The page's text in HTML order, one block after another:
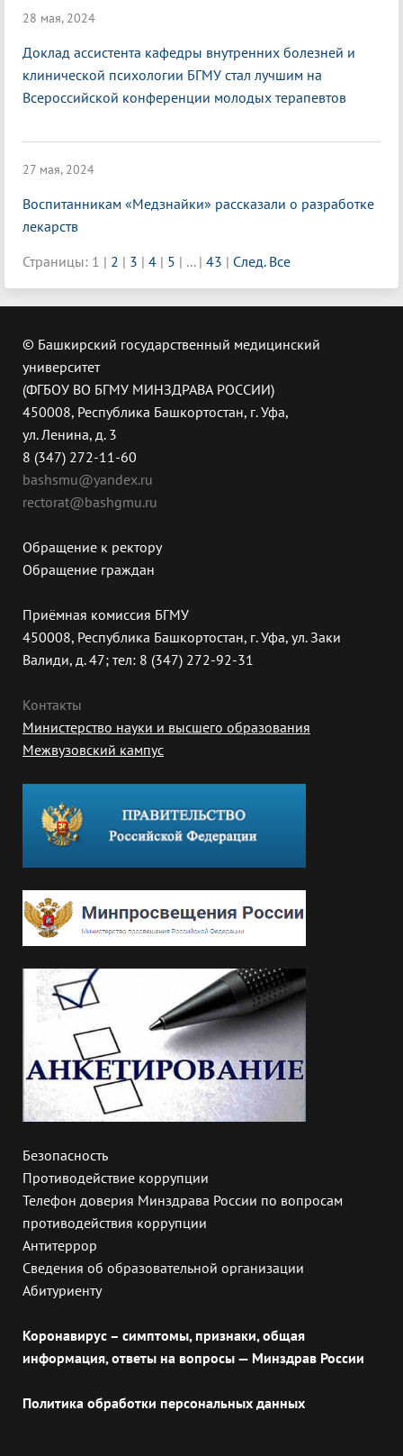
28 мая, 2024
Доклад ассистента кафедры внутренних болезней и
клинической психологии БГМУ стал лучшим на
Всероссийской конференции молодых терапевтов
27 мая, 2024
Воспитанникам «Медзнайки» рассказали о разработке
лекарств
Страницы: 1 | 2 | 3 | 4 | 5 | ... | 43 | След. Все
© Башкирский государственный медицинский
университет
(ФГБОУ ВО БГМУ МИНЗДРАВА РОССИИ)
450008, Республика Башкортостан, г. Уфа,
ул. Ленина, д. 3
8 (347) 272-11-60
bashsmu@yandex.ru
rectorat@bashgmu.ru
Обращение к ректору
Обращение граждан
Приёмная комиссия БГМУ
450008, Республика Башкортостан, г. Уфа, ул. Заки
Валиди, д. 47; тел: 8 (347) 272-92-31
Контакты
Министерство науки и высшего образования
Межвузовский кампус
Безопасность
Противодействие коррупции
Телефон доверия Минздрава России по вопросам
противодействия коррупции
Антитеррор
Сведения об образовательной организации
Абитуриенту
Коронавирус – симптомы, признаки, общая
информация, ответы на вопросы — Минздрав России
Политика обработки персональных данных